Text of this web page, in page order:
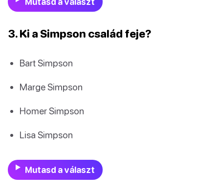
3. Ki a Simpson család feje?
Bart Simpson
Marge Simpson
Homer Simpson
Lisa Simpson
Mutasd a választ